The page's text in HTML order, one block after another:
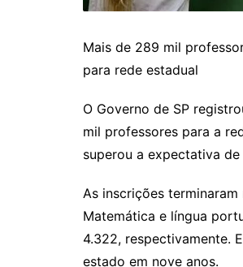
Mais de 289 mil
para rede estadual
O Governo de SP
mil professores para a
superou a expectativa
As inscrições
Matemática e língua
4.322, respectivamente.
estado em nove anos.